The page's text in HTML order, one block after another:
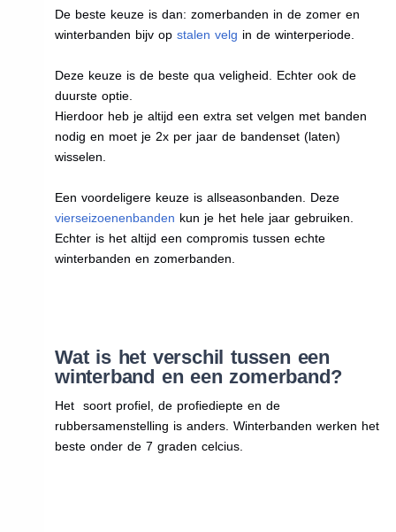
De beste keuze is dan: zomerbanden in de zomer en
winterbanden bijv op stalen velg in de winterperiode.
Deze keuze is de beste qua veligheid. Echter ook de
duurste optie.
Hierdoor heb je altijd een extra set velgen met banden
nodig en moet je 2x per jaar de bandenset (laten)
wisselen.
Een voordeligere keuze is allseasonbanden. Deze
vierseizoenenbanden kun je het hele jaar gebruiken.
Echter is het altijd een compromis tussen echte
winterbanden en zomerbanden.
Wat is het verschil tussen een
winterband en een zomerband?
Het soort profiel, de profiediepte en de
rubbersamenstelling is anders. Winterbanden werken het
beste onder de 7 graden celcius.